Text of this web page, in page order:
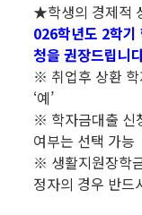
★학생의 경제적
026학년도 2학기
청을 권장드립니
※ 취업후 상환 학
‘예’
※ 학자금대출 신
여부는 선택 가능
※ 생활지원장학
정자의 경우 반드